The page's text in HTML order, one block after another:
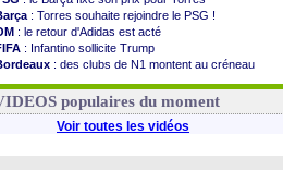
: Torres souhaite rejoindre le PSG !
: le retour d'Adidas est acté
: Infantino sollicite Trump
: des clubs de N1 montent au créneau
: le démenti de Leipzig pour Diomandé
populaires du moment
Voir toutes les vidéos